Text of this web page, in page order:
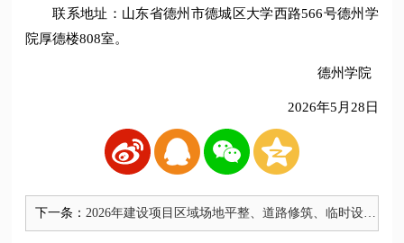
联系地址：山东省德州市德城区大学西路566号德州学
院厚德楼808室。
德州学院
2026年5月28日
下一条： 2026年建设项目区域场地平整、道路修筑、临时设施
安装工程与东校区腾飞广场东侧道路、管网修筑、部